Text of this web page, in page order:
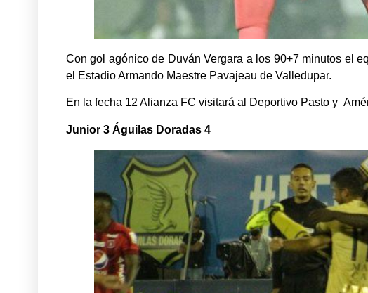
Con gol agónico de Duván Vergara a los 90+7 minutos el
el Estadio Armando Maestre Pavajeau de Valledupar.
En la fecha 12 Alianza FC visitará al Deportivo Pasto y
Junior 3 Águilas Doradas 4